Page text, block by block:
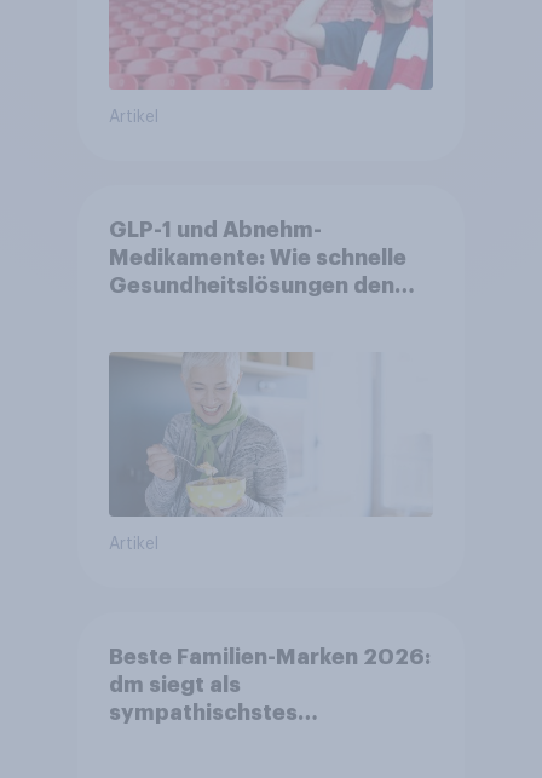
Artikel
GLP-1 und Abnehm-
Medikamente: Wie schnelle
Gesundheitslösungen den
Artikel
Beste Familien-Marken 2026:
dm siegt als
sympathischstes